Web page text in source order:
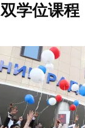
双学位课程